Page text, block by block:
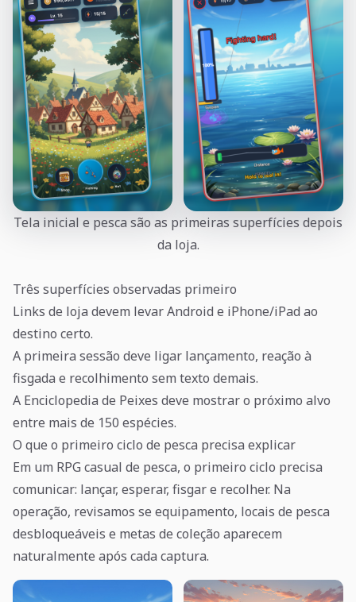
Tela inicial e pesca são as primeiras superfícies depois
da loja.
Três superfícies observadas primeiro
Links de loja devem levar Android e iPhone/iPad ao
destino certo.
A primeira sessão deve ligar lançamento, reação à
fisgada e recolhimento sem texto demais.
A Enciclopedia de Peixes deve mostrar o próximo alvo
entre mais de 150 espécies.
O que o primeiro ciclo de pesca precisa explicar
Em um RPG casual de pesca, o primeiro ciclo precisa
comunicar: lançar, esperar, fisgar e recolher. Na
operação, revisamos se equipamento, locais de pesca
desbloqueáveis e metas de coleção aparecem
naturalmente após cada captura.